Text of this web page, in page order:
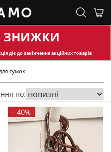
ЗНИЖКИ
діє до закінчення акційних товарів
сумок
по:
- 40%